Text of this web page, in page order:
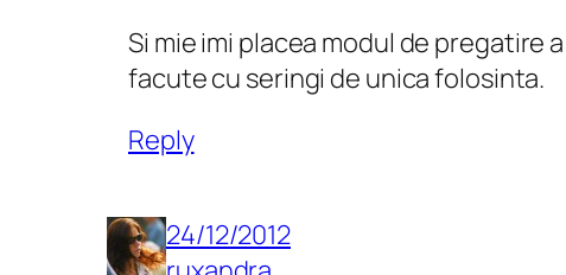
Si mie imi placea modul de pregatire
facute cu seringi de unica folosinta.
Reply
24/12/2012